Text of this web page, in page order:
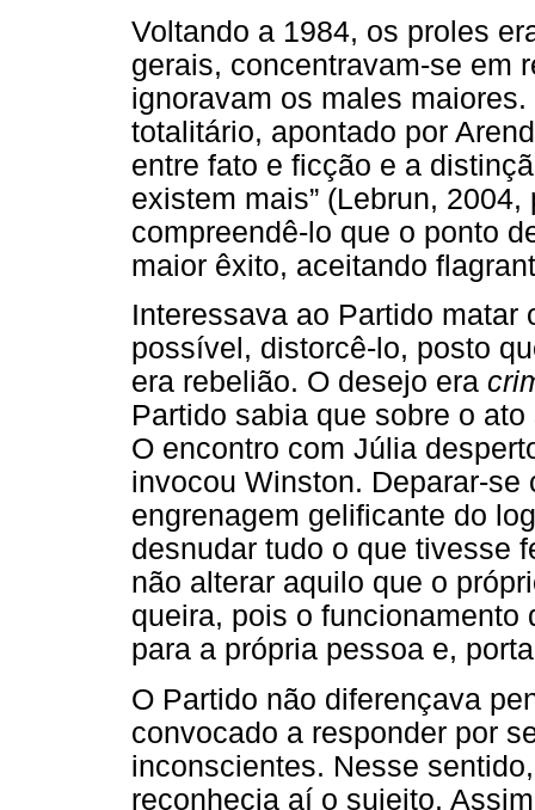
Voltando a 1984, os proles
gerais, concentravam-se em
ignoravam os males
totalitário, apontado por
entre fato e ficção e a
existem mais” (Lebrun,
compreendê-lo que o ponto
maior êxito, aceitando
Interessava ao Partido
possível, distorcê-lo, posto
era rebelião. O desejo era
Partido sabia que sobre o
O encontro com Júlia
invocou Winston. Deparar-
engrenagem gelificante do
desnudar tudo o que tivesse
não alterar aquilo que o
queira, pois o funcionamento
para a própria pessoa e,
O Partido não diferençava
convocado a responder por
inconscientes. Nesse
reconhecia aí o sujeito.